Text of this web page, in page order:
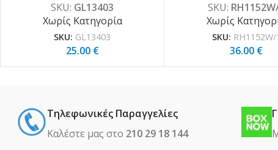
SKU: GL13403
Χωρίς Κατηγορία
SKU: GL13403
25.00 €
SKU:
Χωρίς
SKU: RH1152W/
36.00 €
Τηλεφωνικές Παραγγελίες
Καλέστε μας στο 210 29 18 144